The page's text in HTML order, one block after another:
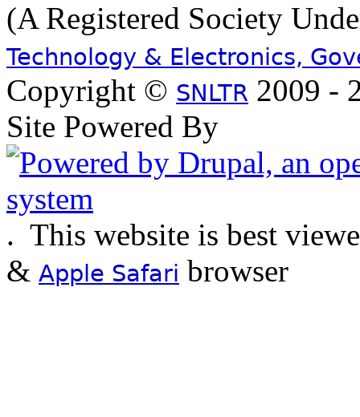
(A Registered Society
Technology & Electronics,
Copyright © SNLTR 2009 -
Site Powered By
. This website is best
& Apple Safari browser